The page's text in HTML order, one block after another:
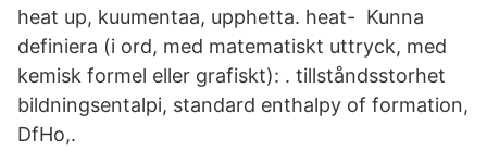
heat up, kuumentaa, upphetta. heat- Kunna
definiera (i ord, med matematiskt uttryck, med
kemisk formel eller grafiskt): . tillståndsstorhet
bildningsentalpi, standard enthalpy of formation,
DfHo,.